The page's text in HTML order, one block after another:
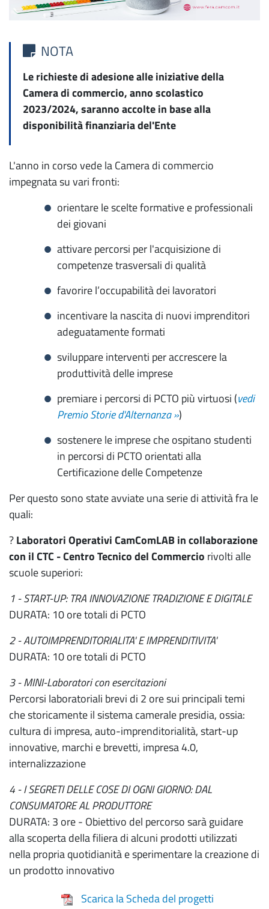
NOTA
Le richieste di adesione alle iniziative della
Camera di commercio, anno scolastico
2023/2024, saranno accolte in base alla
disponibilità finanziaria del'Ente
L'anno in corso vede la Camera di commercio
impegnata su vari fronti:
orientare le scelte formative e professionali
dei giovani
attivare percorsi per l'acquisizione di
competenze trasversali di qualità
favorire l’occupabilità dei lavoratori
incentivare la nascita di nuovi imprenditori
adeguatamente formati
sviluppare interventi per accrescere la
produttività delle imprese
premiare i percorsi di PCTO più virtuosi (vedi
Premio Storie d'Alternanza »)
sostenere le imprese che ospitano studenti
in percorsi di PCTO orientati alla
Certificazione delle Competenze
Per questo sono state avviate una serie di attività fra le
quali:
?Laboratori Operativi CamComLAB in collaborazione
con il CTC - Centro Tecnico del Commercio rivolti alle
scuole superiori:
1 - START-UP: TRA INNOVAZIONE TRADIZIONE E DIGITALE
DURATA: 10 ore totali di PCTO
2 - AUTOIMPRENDITORIALITA' E IMPRENDITIVITA'
DURATA: 10 ore totali di PCTO
3 - MINI-Laboratori con esercitazioni
Percorsi laboratoriali brevi di 2 ore sui principali temi
che storicamente il sistema camerale presidia, ossia:
cultura di impresa, auto-imprenditorialità, start-up
innovative, marchi e brevetti, impresa 4.0,
internalizzazione
4 - I SEGRETI DELLE COSE DI OGNI GIORNO: DAL
CONSUMATORE AL PRODUTTORE
DURATA: 3 ore - Obiettivo del percorso sarà guidare
alla scoperta della filiera di alcuni prodotti utilizzati
nella propria quotidianità e sperimentare la creazione di
un prodotto innovativo
Scarica la Scheda del progetti